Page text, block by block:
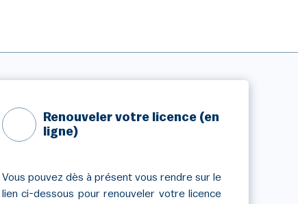
Renouveler votre licence (en
ligne)
Vous pouvez dès à présent vous rendre sur le
lien ci-dessous pour renouveler votre licence